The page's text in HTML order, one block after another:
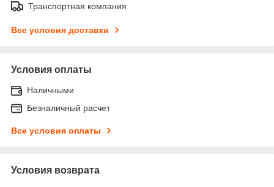
Транспортная компания
Все условия доставки
Условия оплаты
Наличными
Безналичный расчет
Все условия оплаты
Условия возврата